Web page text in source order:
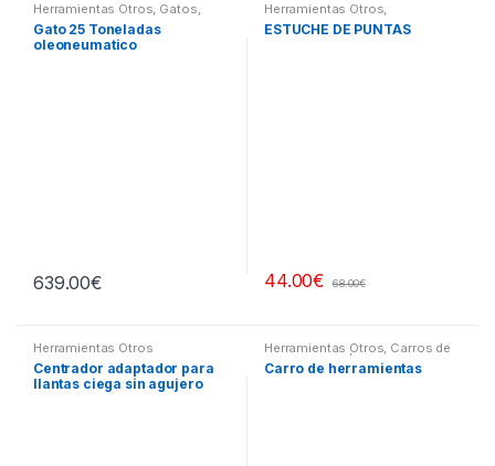
Herramientas Otros, Gatos,
Soportes y Hidraulica
Gato 25 Toneladas
oleoneumatico
639.00€
Herramientas Otros,
Herramientas De Mano ,
Herramientas De Mano,
ESTUCHE DE PUNTAS
44.00€ 68.00€
Herramientas Otros
Centrador adaptador para
llantas ciega sin agujero
Herramientas Otros, Carros de
Herramientas | Bancos
Carro de herramientas